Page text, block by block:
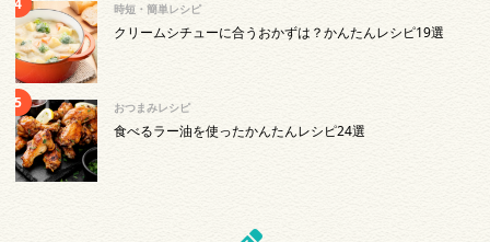
時短・簡単レシピ
クリームシチューに合うおかずは？かんたんレシピ19選
おつまみレシピ
食べるラー油を使ったかんたんレシピ24選